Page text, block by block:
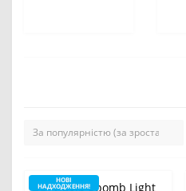
НОВІ
НАДХОДЖЕННЯ!